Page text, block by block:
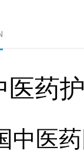
医药
中医